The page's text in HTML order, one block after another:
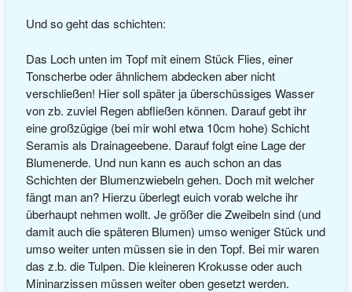
Und so geht das schichten:
Das Loch unten im Topf mit einem Stück Flies, einer
Tonscherbe oder ähnlichem abdecken aber nicht
verschließen! Hier soll später ja überschüssiges Wasser
von zb. zuviel Regen abfließen können. Darauf gebt ihr
eine großzügige (bei mir wohl etwa 10cm hohe) Schicht
Seramis als Drainageebene. Darauf folgt eine Lage der
Blumenerde. Und nun kann es auch schon an das
Schichten der Blumenzwiebeln gehen. Doch mit welcher
fängt man an? Hierzu überlegt euich vorab welche ihr
überhaupt nehmen wollt. Je größer die Zweibeln sind (und
damit auch die späteren Blumen) umso weniger Stück und
umso weiter unten müssen sie in den Topf. Bei mir waren
das z.b. die Tulpen. Die kleineren Krokusse oder auch
Mininarzissen müssen weiter oben gesetzt werden.